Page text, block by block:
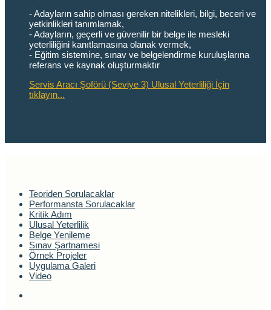
- Adayların sahip olması gereken nitelikleri, bilgi, beceri ve
yetkinlikleri tanımlamak,
- Adayların, geçerli ve güvenilir bir belge ile mesleki
yeterliliğini kanıtlamasına olanak vermek,
- Eğitim sistemine, sınav ve belgelendirme kuruluşlarına
referans ve kaynak oluşturmaktır
Servis Aracı Şoförü (Seviye 3) Ulusal Yeterliliği İçin
tıklayın...
Teoriden Sorulacaklar
Performansta Sorulacaklar
Kritik Adım
Ulusal Yeterlilik
Belge Yenileme
Sınav Şartnamesi
Örnek Projeler
Uygulama Galeri
Video